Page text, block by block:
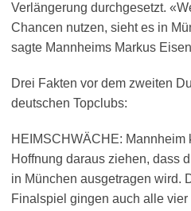
Verlängerung durchgesetzt.
Chancen nutzen, sieht es in
sagte Mannheims Markus
Drei Fakten vor dem zweiten
deutschen Topclubs:
HEIMSCHWÄCHE: Mannheim
Hoffnung daraus ziehen, dass
in München ausgetragen wird.
Finalspiel gingen auch alle